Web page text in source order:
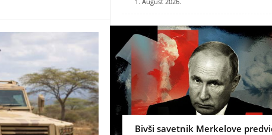
Bivši savetnik Merkelove